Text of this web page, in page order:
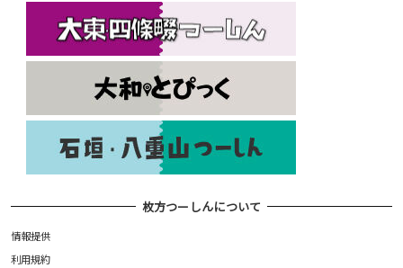
枚方つーしんについて
情報提供
利用規約